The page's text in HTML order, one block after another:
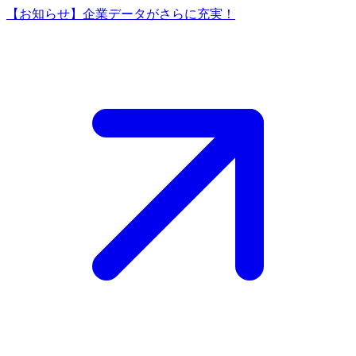
【お知らせ】企業データがさらに充実！